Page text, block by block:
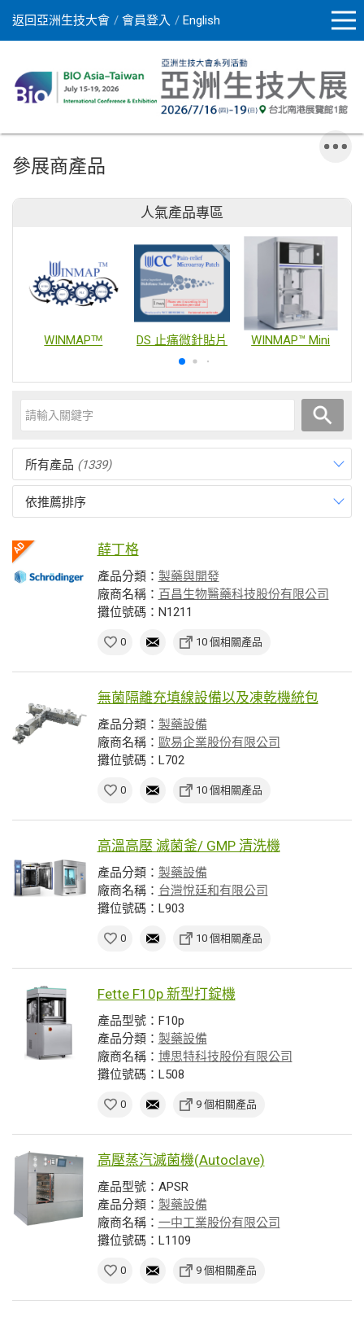
返回亞洲生技大會 會員登入 English
參展商產品
人氣產品專區
WINMAPᵀᴹ DS 止痛微針貼片 WINMAP™ Mini
所有產品 (1339)
依推薦排序
薛丁格
產品分類： 製藥與開發
廠商名稱： 百昌生物醫藥科技股份有限公司
攤位號碼：N1211
0 10 個相關產品
無菌隔離充填線設備以及凍乾機統包
產品分類： 製藥設備
廠商名稱： 歐易企業股份有限公司
攤位號碼：L702
0 10 個相關產品
高溫高壓 滅菌釜/ GMP 清洗機
產品分類： 製藥設備
廠商名稱： 台灣悅廷和有限公司
攤位號碼：L903
0 10 個相關產品
Fette F10p 新型打錠機
產品型號：F10p
產品分類： 製藥設備
廠商名稱： 博思特科技股份有限公司
攤位號碼：L508
0 9 個相關產品
高壓蒸汽滅菌機(Autoclave)
產品型號：APSR
產品分類： 製藥設備
廠商名稱： 一中工業股份有限公司
攤位號碼：L1109
0 9 個相關產品